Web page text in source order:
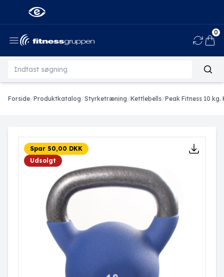
0
Forside/Produktkatalog/Styrketræning/Kettlebells/Peak Fitness 10 kg.
Spar 50,00 DKK
Udsolgt